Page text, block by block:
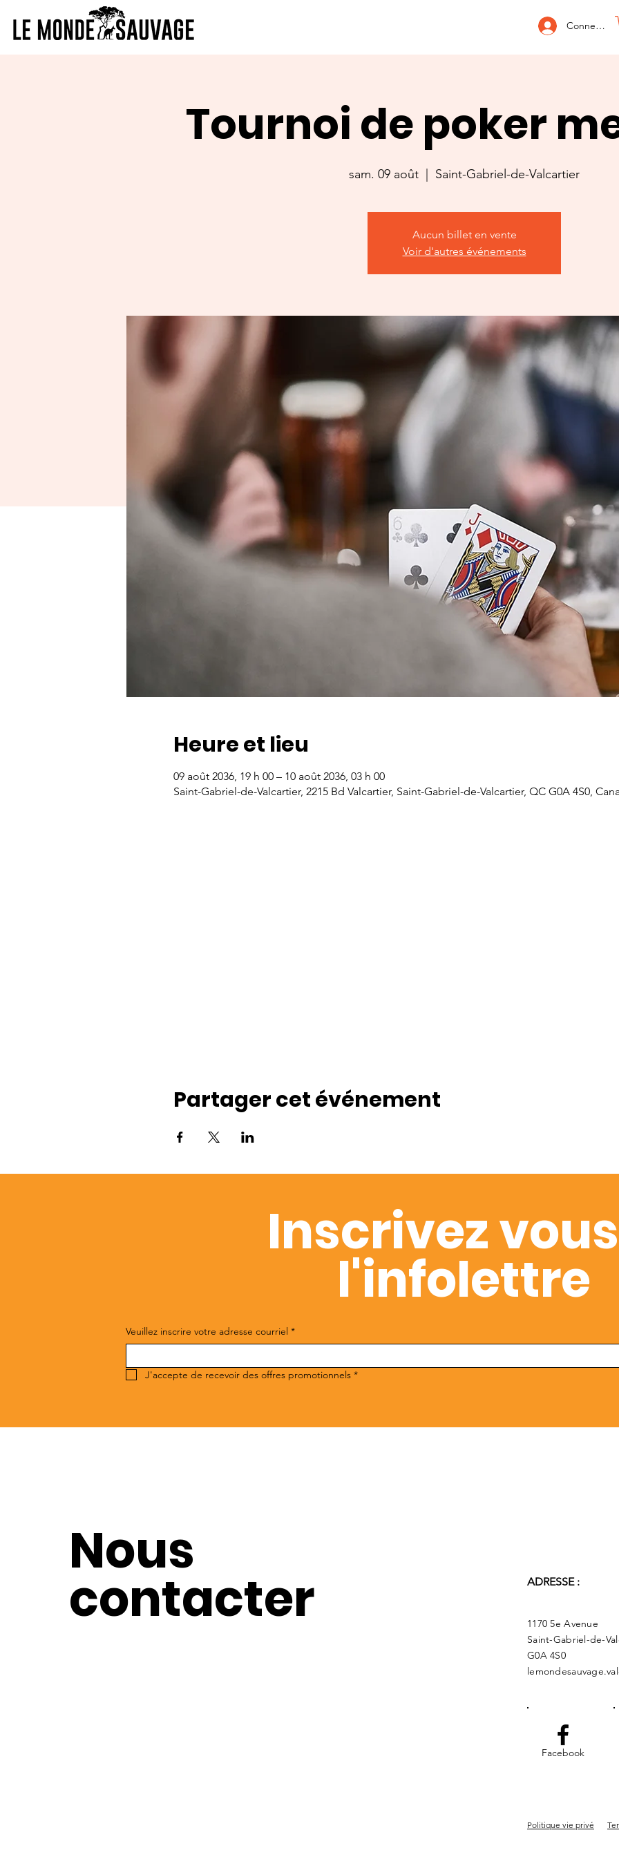
Connexion
Tournoi de poker
sam. 09 août
  |
Saint-Gabriel-de-Valcartier
Aucun billet en vente
Voir d'autres événements
Heure et lieu
09 août 2036, 19 h 00 – 10 août 2036, 03 h 00
Saint-Gabriel-de-Valcartier, 2215 Bd Valcartier, Saint-Gabriel-de-Valcartier, QC G0A 4S0,
Partager cet événement
Inscrivez
l'infolettre
Veuillez inscrire votre adresse courriel *
J'accepte de recevoir des offres promotionnels *
Nous
contacter ADRESSE :
1170 5e Avenue
Saint-Gabriel-de-
G0A 4S0
Facebook
Politique vie privé